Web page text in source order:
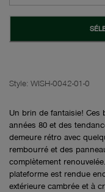
Style: WISH-0042-01-0
Un brin de fantaisie!
années 80 et des
demeure rétro avec
rembourré et des
complètement
plateforme est rendue
extérieure cambrée et à